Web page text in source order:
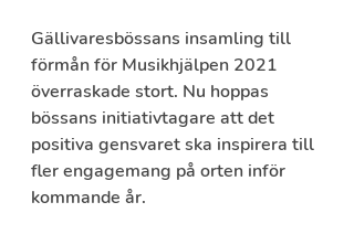
Gällivaresbössans insamling till
förmån för Musikhjälpen 2021
överraskade stort. Nu hoppas
bössans initiativtagare att det
positiva gensvaret ska inspirera till
fler engagemang på orten inför
kommande år.